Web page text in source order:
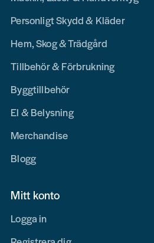
Personligt Skydd & Kläder
Hem, Skog & Trädgård
Tillbehör & Förbrukning
Byggtillbehör
El & Belysning
Merchandise
Blogg
Mitt konto
Logga in